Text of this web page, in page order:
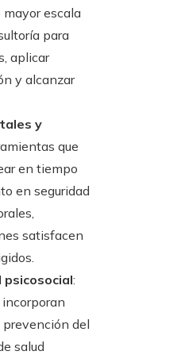
escala
para
aplicar
y alcanzar
y
que
en tiempo
en seguridad
satisfacen
psicosocial:
prevención del
salud